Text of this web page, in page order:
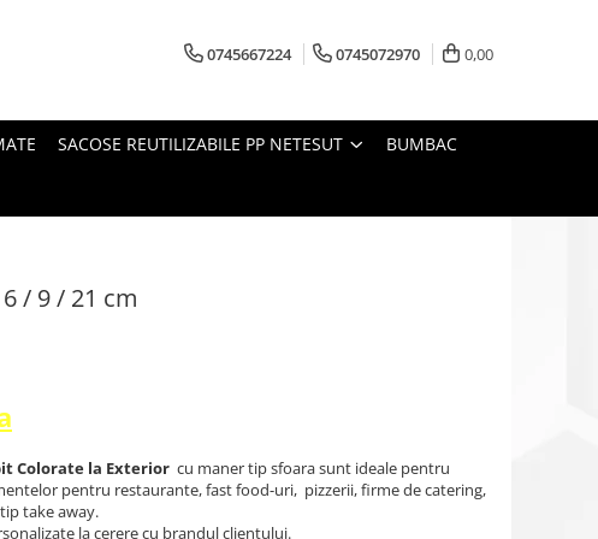
0745667224 0745072970 0,00
SACOSE REUTILIZABILE PP NETESUT BUMBAC
/ 9 / 21 cm
Colorate la Exterior cu maner tip sfoara sunt ideale pentru
pentru restaurante, fast food-uri, pizzerii, firme de catering,
take away.
la cerere cu brandul clientului.